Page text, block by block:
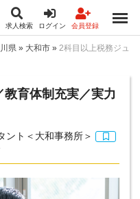
求人検索 ログイン 会員登録
県 » 大和市 » 2科目以上税務ジュ
育体制充実／実力
ント＜大和事務所＞